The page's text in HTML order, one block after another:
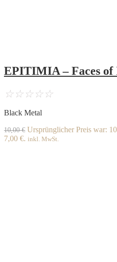
EPITIMIA – Faces of
☆☆☆☆☆
Black Metal
10,00€ Ursprünglicher Preis war:
7,00 €. inkl. MwSt.